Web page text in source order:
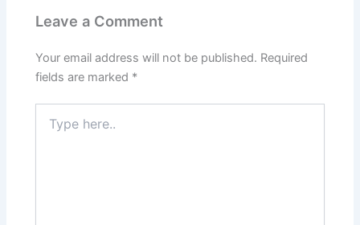
Leave a Comment
Your email address will not be published. Required
fields are marked *
here..